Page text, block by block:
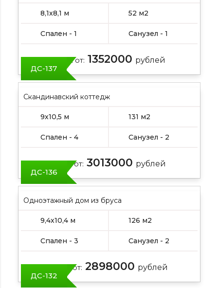
8,1х8,1 м 52 м2
Спален - 1 Санузел - 1
Цена от: 1352000 рублей
ДС-137
Скандинавский коттедж
9х10,5 м 131 м2
Спален - 4 Санузел - 2
Цена от: 3013000 рублей
ДС-136
Одноэтажный дом из бруса
9,4х10,4 м 126 м2
Спален - 3 Санузел - 2
Цена от: 2898000 рублей
ДС-132